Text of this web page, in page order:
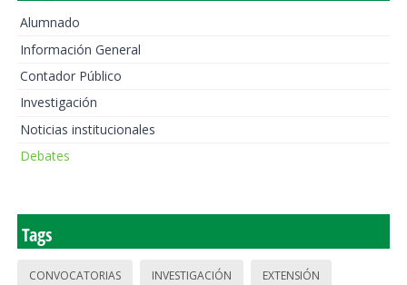
Alumnado
Información General
Contador Público
Investigación
Noticias institucionales
Debates
Tags
CONVOCATORIAS INVESTIGACIÓN EXTENSIÓN